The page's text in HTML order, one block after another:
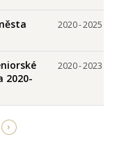
2020-2025
2020-
2020-2023